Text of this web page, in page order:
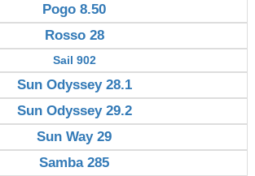
Pogo 8.50
Rosso 28
Sail 902
Sun Odyssey 28.1
Sun Odyssey 29.2
Sun Way 29
Samba 285